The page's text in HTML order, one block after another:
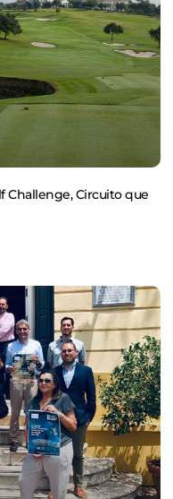
Challenge, Circuito que